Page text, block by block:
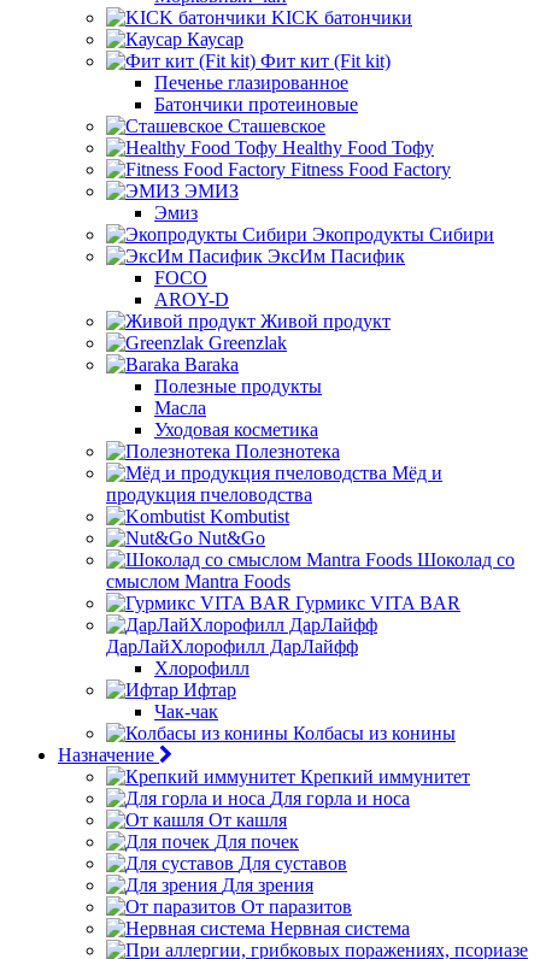
KICK батончики
Каусар
Фит кит (Fit kit)
Печенье глазированное
Батончики протеиновые
Сташевское
Healthy Food Тофу
Fitness Food Factory
ЭМИЗ
Эмиз
Экопродукты Сибири
ЭксИм Пасифик
FOCO
AROY-D
Живой продукт
Greenzlak
Baraka
Полезные продукты
Масла
Уходовая косметика
Полезнотека
Мёд и
продукция пчеловодства
Kombutist
Nut&Go
Шоколад со
смыслом Mantra Foods
Гурмикс VITA BAR
ДарЛайХлорофилл ДарЛайфф
Хлорофилл
Ифтар
Чак-чак
Колбасы из конины
Назначение
Крепкий иммунитет
Для горла и носа
От кашля
Для почек
Для суставов
Для зрения
От паразитов
Нервная система